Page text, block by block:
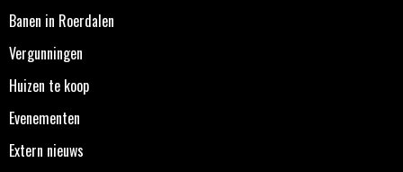
Banen in Roerdalen
Vergunningen
Huizen te koop
Evenementen
Extern nieuws